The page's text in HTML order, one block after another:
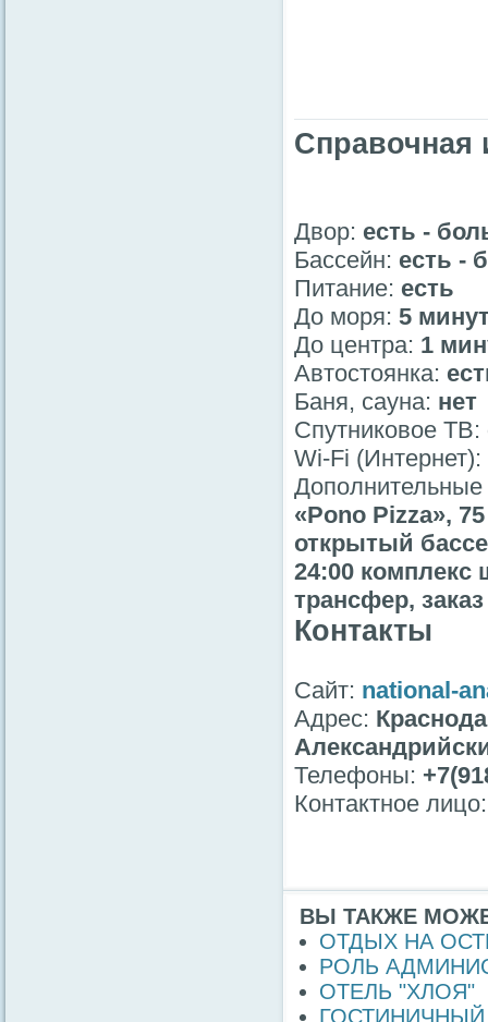
Двор: есть -
Бассейн: есть -
Питание: есть
До моря: 5
До центра: 1
Автостоянка:
Баня, сауна: нет
Спутниковое ТВ:
Wi-Fi (Интернет):
«Pono Pizza»,
открытый
24:00 комплекс
трансфер,
Контакты
Сайт: national-
Адрес:
Телефоны:
Контактное
ВЫ ТАКЖЕ
ОТДЫХ НА
РОЛЬ
ОТЕЛЬ "ХЛОЯ"